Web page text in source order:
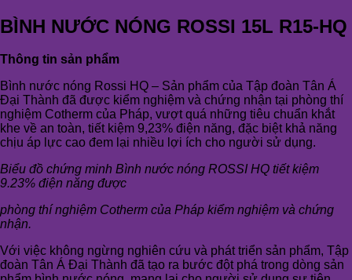
BÌNH NƯỚC NÓNG ROSSI 15L R15-HQ
Thông tin sản phẩm
Bình nước nóng Rossi HQ – Sản phẩm của Tập đoàn Tân Á
Đại Thành đã được kiểm nghiệm và chứng nhận tại phòng thí
nghiệm Cotherm của Pháp, vượt quá những tiêu chuẩn khắt
khe về an toàn, tiết kiệm 9,23% điện năng, đặc biệt khả năng
chịu áp lực cao đem lại nhiều lợi ích cho người sử dụng.
Biểu đồ chứng minh Bình nước nóng ROSSI HQ tiết kiệm
9.23% điện năng được
phòng thí nghiệm Cotherm của Pháp kiểm nghiệm và chứng
nhận.
Với việc không ngừng nghiên cứu và phát triển sản phẩm, Tập
đoàn Tân Á Đại Thành đã tạo ra bước đột phá trong dòng sản